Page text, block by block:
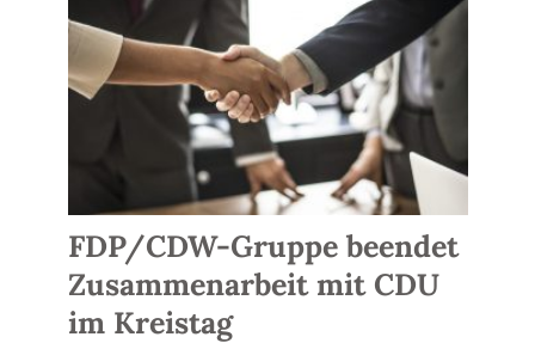
FDP/CDW-Gruppe beendet
Zusammenarbeit mit CDU
im Kreistag